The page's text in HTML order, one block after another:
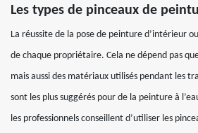
Les types de pinceaux de
La réussite de la pose de peinture d’intérieur
de chaque propriétaire. Cela ne dépend pas
mais aussi des matériaux utilisés pendant les
sont les plus suggérés pour de la peinture à
les professionnels conseillent d’utiliser les